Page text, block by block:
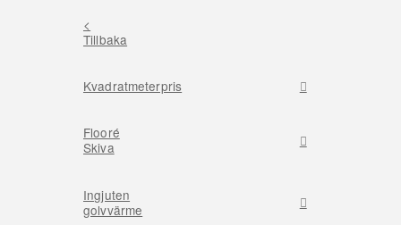
<
Tillbaka
Kvadratmeterpris
Flooré
Skiva
Ingjuten
golvvärme